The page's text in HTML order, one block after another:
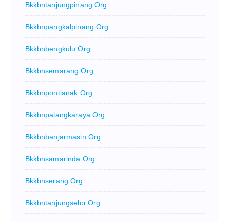
Bkkbntanjungpinang.org
Bkkbnpangkalpinang.org
Bkkbnbengkulu.org
Bkkbnsemarang.org
Bkkbnpontianak.org
Bkkbnpalangkaraya.org
Bkkbnbanjarmasin.org
Bkkbnsamarinda.org
Bkkbnserang.org
Bkkbntanjungselor.org